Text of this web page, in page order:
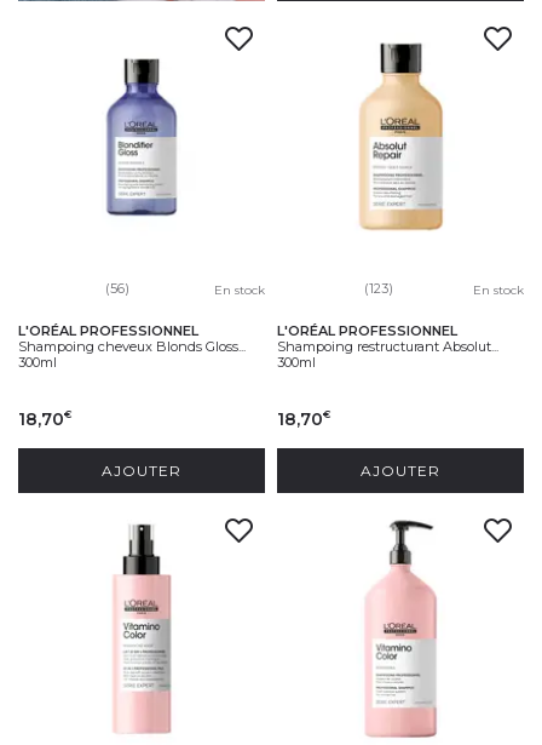
(56) En stock
L'ORÉAL PROFESSIONNEL
Shampoing cheveux Blonds Gloss...
300ml
18,70€
AJOUTER
(123) En stock
L'ORÉAL PROFESSIONNEL
Shampoing restructurant Absolut...
300ml
18,70€
AJOUTER